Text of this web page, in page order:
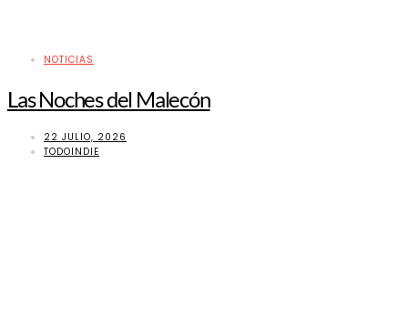
NOTICIAS
Las Noches del Malecón
22 JULIO, 2026
TODOINDIE